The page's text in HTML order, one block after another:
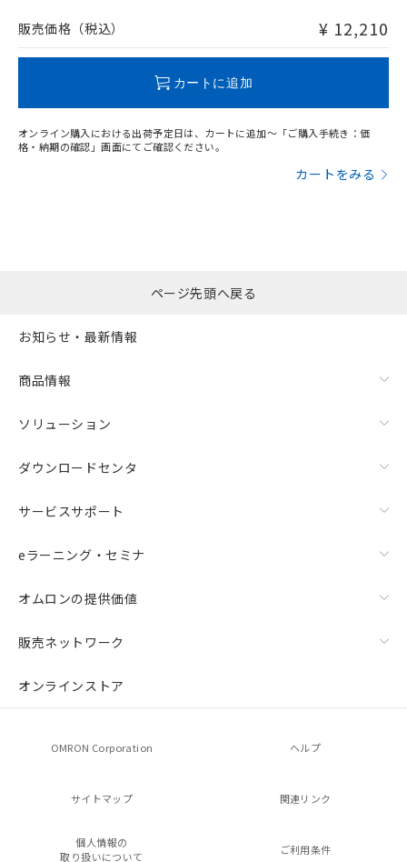
問い合わせください。
販売価格（税込） ¥ 12,210
カートに追加
オンライン購入における出荷予定日は、カートに追加～「ご購入手続き：価
格・納期の確認」画面にてご確認ください。
カートをみる
ページ先頭へ戻る
お知らせ・最新情報
商品情報
ソリューション
ダウンロードセンタ
サービスサポート
eラーニング・セミナ
オムロンの提供価値
販売ネットワーク
オンラインストア
OMRON Corporation ヘルプ
サイトマップ 関連リンク
個人情報の
取り扱いについて
ご利用条件